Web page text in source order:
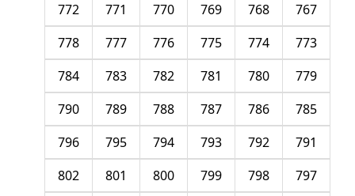
767
768
769
770
771
772
773
774
775
776
777
778
779
780
781
782
783
784
785
786
787
788
789
790
791
792
793
794
795
796
797
798
799
800
801
802